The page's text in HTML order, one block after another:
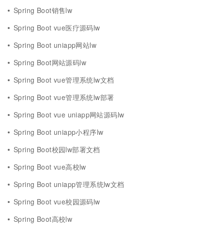
Spring Boot销售lw
Spring Boot vue医疗源码lw
Spring Boot uniapp网站lw
Spring Boot网站源码lw
Spring Boot vue管理系统lw文档
Spring Boot vue管理系统lw部署
Spring Boot vue uniapp网站源码lw
Spring Boot uniapp小程序lw
Spring Boot校园lw部署文档
Spring Boot vue高校lw
Spring Boot uniapp管理系统lw文档
Spring Boot vue校园源码lw
Spring Boot高校lw